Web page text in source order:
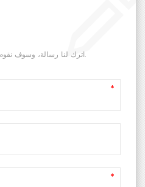
اترك لنا رسالة، وسوف نقوم بالرد عليك في أسرع وقت ممكن.